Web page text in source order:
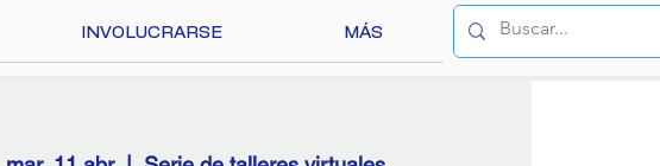
INVOLUCRARSE MÁS